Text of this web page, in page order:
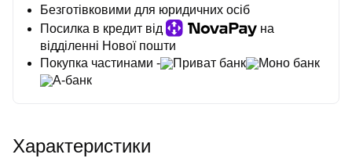
Безготівковими для юридичних осіб
Посилка в кредит від
на
відділенні Нової пошти
Покупка частинами -
Приват банк
Моно банк
А-банк
Характеристики